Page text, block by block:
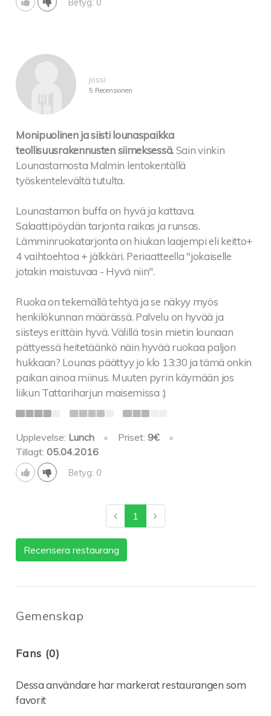
Betyg: 0
jossi
5 Recensionen
Monipuolinen ja siisti lounaspaikka
teollisuusrakennusten siimeksessä.Sain vinkin
Lounastamosta Malmin lentokentällä
työskentelevältä tutulta.
Lounastamon buffa on hyvä ja kattava.
Salaattipöydän tarjonta raikas ja runsas.
Lämminruokatarjonta on hiukan laajempi eli keitto+
4 vaihtoehtoa + jälkkäri. Periaatteella "jokaiselle
jotakin maistuvaa - Hyvä niin".
Ruoka on tekemällä tehtyä ja se näkyy myös
henkilökunnan määrässä. Palvelu on hyvää ja
siisteys erittäin hyvä. Välillä tosin mietin lounaan
pättyessä heitetäänkö näin hyvää ruokaa paljon
hukkaan? Lounas päättyy jo klo 13:30 ja tämä onkin
paikan ainoa miinus. Muuten pyrin käymään jos
liikun Tattariharjun maisemissa :)
Upplevelse: Lunch • Priset: 9€
•
Tillagt:05.04.2016
Betyg: 0
1
Recensera restaurang
Gemenskap
Fans (0)
Dessa användare har markerat restaurangen som
favorit